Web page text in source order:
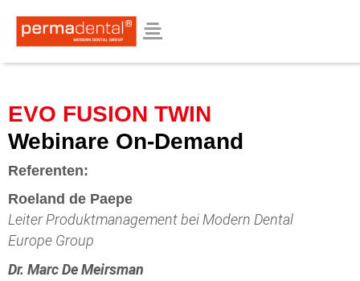
EVO FUSION TWIN
Webinare On-Demand
Referenten:
Roeland de Paepe
Leiter Produktmanagement bei Modern Dental
Europe Group
Dr. Marc De Meirsman